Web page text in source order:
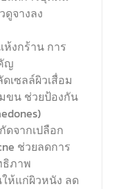
ดูจางลง
งกร้าน การ
ญ
ดเซลล์ผิวเสื่อม
ขน ช่วยป้องกัน
ดจากเปลือก
ช่วยลดการ
ธิภาพ
ห้แก่ผิวหนัง ลด